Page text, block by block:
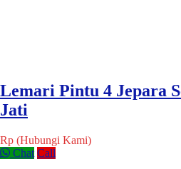
Lemari Pintu 4 Jepara
Jati
Rp (Hubungi Kami)
Chat Call